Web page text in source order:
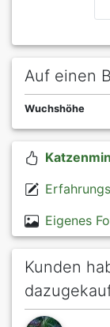
Auf einen
Wuchshöhe
Eigenes
Kunden